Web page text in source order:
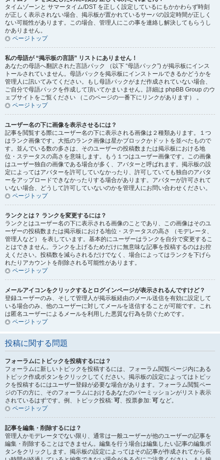
タイムゾーンと サマータイム/DST を正しく設定しているにもかかわらず時刻
が正しく表示されない場合、掲示板が置かれているサーバの設定時間が正しく
ない可能性があります。この場合、管理人にこの事を連絡し解決してもらうし
かありません。
ページトップ
私の母語が “掲示板の言語” リストにありません！
あなたの母語へ翻訳された言語パック （以下 “母語パック”) が掲示板にインス
トールされていません。母語パックを掲示板にインストールできるかどうかを
管理人に訊いてみてください。もし母語パックがまだ作成されていない場合、
ご自分で母語パックを作成して頂いてかまいません。詳細は phpBB Group のウ
ェブサイトをご覧ください （このページの一番下にリンクがあります） 。
ページトップ
ユーザー名の下に画像を表示させるには？
記事を閲覧する際にユーザー名の下に表示される画像は２種類あります。１つ
はランク画像です。大抵のランク画像は星かブロックかドットを並べたもので
す。並んでいる数の多さは、そのユーザーの投稿数または掲示板における地
位・ステータスの高さを意味します。もう１つはユーザー画像です。この画像
はユーザー独自の画像である場合が多く、アバターと呼ばれます。掲示板の設
定によってはアバターを許可していなかったり、許可していても独自のアバタ
ーをアップロードできなかったりする場合があります。アバターが許可されて
いない場合、どうして許可していないのかを管理人にお問い合わせください。
ページトップ
ランクとは？ ランクを変更するには？
ランクとはユーザー名の下に表示される画像のことであり、この画像はそのユ
ーザーの投稿数または掲示板における地位・ステータスの高さ （モデレータ、
管理人など） を表しています。基本的にユーザーはランクを自分で変更するこ
とはできません。ランクを上げるためだけに無意味な記事を投稿するのはお控
えください。投稿数を減らされるだけでなく、場合によってはランクを下げら
れたりアカウントを削除される可能性があります。
ページトップ
メールアイコンをクリックするとログインページが表示されるんですけど？
登録ユーザーのみ、そして管理人が掲示板経由のメール送信を有効に設定して
いる場合のみ、他のユーザーに対してメールを送信することが可能です。これ
は匿名ユーザーによるメールを利用した悪質な行為を防ぐためです。
ページトップ
投稿に関する問題
フォーラムにトピックを投稿するには？
フォーラムに新しいトピックを投稿するには、フォーラム閲覧ページ内にある
トピック作成ボタンをクリックしてください。掲示板の設定によってはトピッ
クを投稿するにはユーザー登録が必要な場合があります。フォーラム閲覧ペー
ジの下の方に、そのフォーラムにおけるあなたのパーミッションがリスト表示
されているはずです。例、トピック投稿: 可、投票参加: 可 など。
ページトップ
記事を編集・削除するには？
管理人かモデレータでない限り、通常は一般ユーザーが他のユーザーの記事を
編集・削除することはできません。編集を行う場合は編集したい記事の編集ボ
タンをクリックします。掲示板の設定によってはその記事が作成されてから長